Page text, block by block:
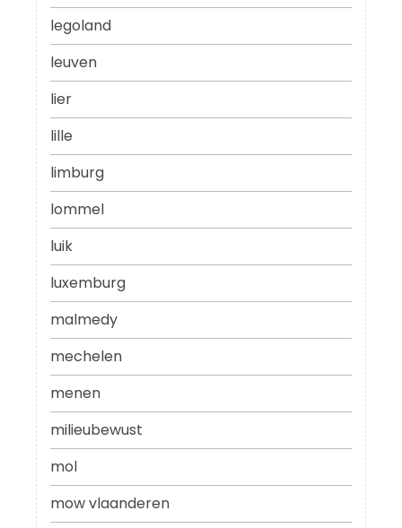
legoland
leuven
lier
lille
limburg
lommel
luik
luxemburg
malmedy
mechelen
menen
milieubewust
mol
mow vlaanderen